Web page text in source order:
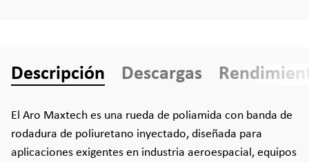
Descripción Descargas
El Aro Maxtech es una rueda de poliamida con banda de
rodadura de poliuretano inyectado, diseñada para
aplicaciones exigentes en industria aeroespacial, equipos